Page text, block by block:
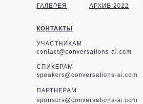
КОНТАКТЫ
УЧАСТНИКАМ
contact@conversations-ai.com
СПИКЕРАМ
speakers@conversations-ai.com
ПАРТНЕРАМ
sponsors@conversations-ai.com
ГАЛЕРЕЯ АРХИВ 2022